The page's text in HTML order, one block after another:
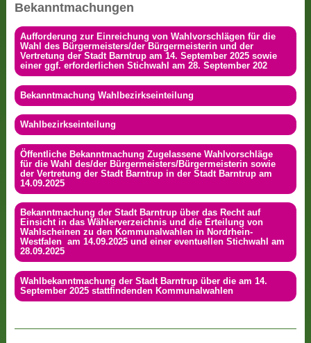
Bekanntmachungen
Aufforderung zur Einreichung von Wahlvorschlägen für die
Wahl des Bürgermeisters/der Bürgermeisterin und der
Vertretung der Stadt Barntrup am 14. September 2025 sowie
einer ggf. erforderlichen Stichwahl am 28. September 202
Bekanntmachung Wahlbezirkseinteilung
Wahlbezirkseinteilung
Öffentliche Bekanntmachung Zugelassene Wahlvorschläge
für die Wahl des/der Bürgermeisters/Bürgermeisterin sowie
der Vertretung der Stadt Barntrup in der Stadt Barntrup am
14.09.2025
Bekanntmachung der Stadt Barntrup über das Recht auf
Einsicht in das Wählerverzeichnis und die Erteilung von
Wahlscheinen zu den Kommunalwahlen in Nordrhein-
Westfalen am 14.09.2025 und einer eventuellen Stichwahl am
28.09.2025
Wahlbekanntmachung der Stadt Barntrup über die am 14.
September 2025 stattfindenden Kommunalwahlen